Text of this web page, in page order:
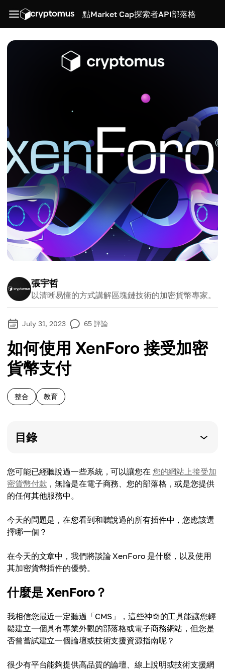
點Market Cap探索者API部落格
張宇哲
以清晰易懂的方式講解區塊鏈技術的加密貨幣專家。
July 31, 2023 65 評論
如何使用 XenForo 接受加密
貨幣支付
整合 教育
目錄
您可能已經聽說過一些系統，可以讓您在 您的網站上接受加
密貨幣付款 ，無論是在電子商務、您的部落格，或是您提供
的任何其他服務中。
今天的問題是，在您看到和聽說過的所有插件中，您應該選
擇哪一個？
在今天的文章中，我們將談論 XenForo 是什麼，以及使用
其加密貨幣插件的優勢。
什麼是 XenForo？
我相信您最近一定聽過「CMS」，這些神奇的工具能讓您輕
鬆建立一個具有專業外觀的部落格或電子商務網站，但您是
否曾嘗試建立一個論壇或技術支援資源指南呢？
很少有平台能夠提供高品質的論壇、線上說明或技術支援網